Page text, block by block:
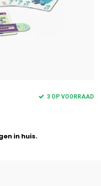
3 OP VOORRAAD
in huis.